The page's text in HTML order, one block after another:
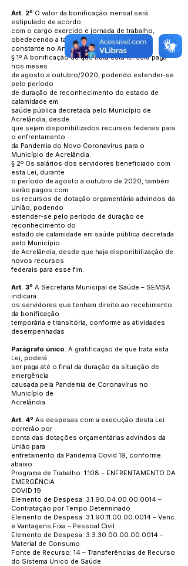
Art. 2º O valor da bonificação mensal será
estipulado de acordo
com o cargo exercido e jornada de trabalho,
obedecendo a tabela
constante no Anexo Único desta Lei.
§ 1º A bonificação de que trata esta lei será paga
nos meses
de agosto a outubro/2020, podendo estender-se
pelo período
de duração de reconhecimento do estado de
calamidade em
saúde pública decretada pelo Município de
Acrelândia, desde
que sejam disponibilizados recursos federais para
o enfrentamento
da Pandemia do Novo Coronavírus para o
Município de Acrelândia.
§ 2º Os salários dos servidores beneficiado com
esta Lei, durante
o período de agosto a outubro de 2020, também
serão pagos com
os recursos de dotação orçamentária advindos da
União, podendo
estender-se pelo período de duração de
reconhecimento do
estado de calamidade em saúde pública decretada
pelo Município
de Acrelândia, desde que haja disponibilização de
novos recursos
federais para esse fim.
Art. 3º A Secretaria Municipal de Saúde – SEMSA
indicará
os servidores que tenham direito ao recebimento
da bonificação
temporária e transitória, conforme as atividades
desempenhadas
Parágrafo único. A gratificação de que trata esta
Lei, poderá
ser paga até o final da duração da situação de
emergência
causada pela Pandemia de Coronavírus no
Município de
Acrelândia.
Art. 4º As despesas com a execução desta Lei
correrão por
conta das dotações orçamentárias advindos da
União para
enfretamento da Pandemia Covid 19, conforme
abaixo:
Programa de Trabalho: 1.108 – ENFRENTAMENTO DA
EMERGÊNCIA
COVID 19
Elemento de Despesa: 3.1.90.04.00.00.0014 –
Contratação por Tempo Determinado
Elemento de Despesa: 3.1.90.11.00.00.0014 – Venc.
e Vantagens Fixa – Pessoal Civil
Elemento de Despesa: 3.3.30.00.00.00.0014 –
Material de Consumo
Fonte de Recurso: 14 – Transferências de Recurso
do Sistema Único de Saúde